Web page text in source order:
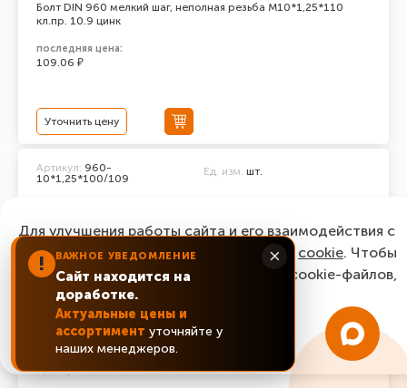
Болт DIN 960 мелкий шаг, неполная резьба M10*1,25*110
кл.пр. 10.9 цинк
последняя цена:
109.06 ₽
Уточнить цену
Артикул: 960-
10*1,25*100/109
Ед. изм. шт.
73.44 ₽
Уточнить цену
Артикул: 960-10*1,25*90/109
! ВАЖНОЕ УВЕДОМЛЕНИЕ
Сайт находится на
доработке.
Актуальные цены и
ассортимент уточняйте у
наших менеджеров.
×
Для улучшения работы сайта и его взаимодействия с
пользователями мы используем файлы cookie. Чтобы
согласиться с нашим использованием cookie-файлов,
нажмите “Ок, понятно!”
ОК, понятно!